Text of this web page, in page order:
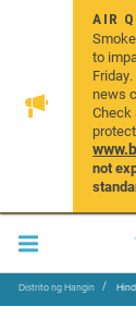
AIR
to
news
not
Distrito ng Hangin